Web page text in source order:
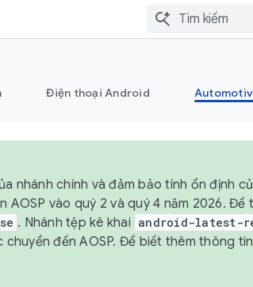
Điện thoại Android
nhánh chính và đảm bảo tính ổn định
AOSP vào quý 2 và quý 4 năm 2026.
. Nhánh tệp kê khai android-latest-
đến AOSP. Để biết thêm thông